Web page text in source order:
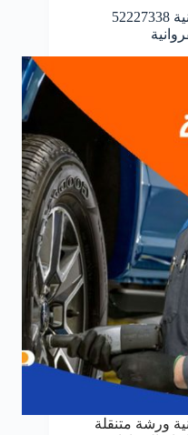
رقم خدمة بنشر اسطبلات الفروانية 52227338
ورشة متنقلة